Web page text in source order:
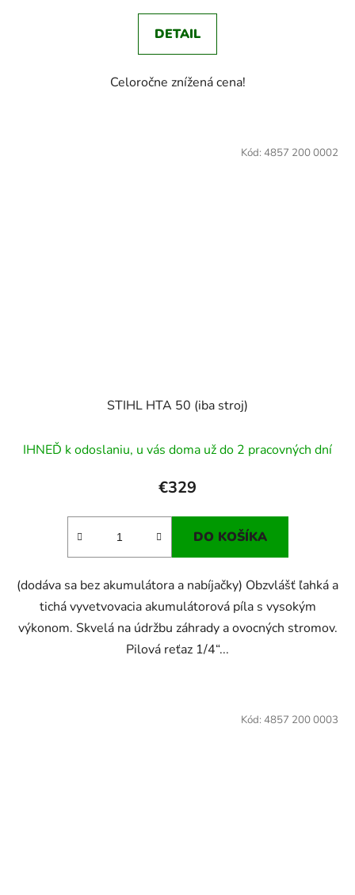
DETAIL
Celoročne znížená cena!
STIHL HTA 50 (iba stroj)
IHNEĎ k odoslaniu, u vás doma už do 2 pracovných dní
€329
DO KOŠÍKA
(dodáva sa bez akumulátora a nabíjačky) Obzvlášť ľahká a
tichá vyvetvovacia akumulátorová píla s vysokým
výkonom. Skvelá na údržbu záhrady a ovocných stromov.
Pilová reťaz 1/4“...
Kód: 4857 200 0002
Kód: 4857 200 0003